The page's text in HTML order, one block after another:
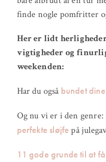
finde nogle pomfritter
Her er lidt
vigtigheder og
weekenden:
Har du også bundet
Og nu vi er i den genre:
perfekte sløjfe på
11 gode grunde til at